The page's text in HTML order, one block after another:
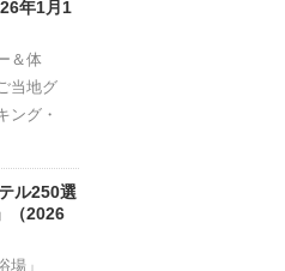
年1月1
＆体
当地グ
ング・
ル250選
（2026
場」